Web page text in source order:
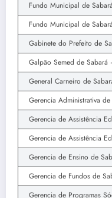
Fundo Municipal de
Fundo Municipal de
Gabinete do Prefeito de
Galpão Semed de
General Carneiro de
Gerencia Administrativa
Gerencia de Assistência
Gerencia de Assistência
Gerencia de Ensino de
Gerencia de Fundos de
Gerencia de Programas